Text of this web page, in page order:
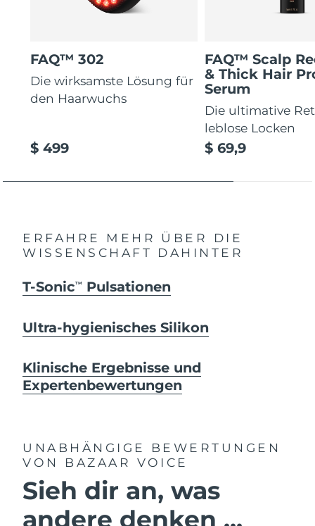
FAQ™ 302
Die wirksamste Lösung für
den Haarwuchs
$ 499
FAQ™ Scalp
& Thick Hair
Serum
Die ultimative
leblose Locken
$ 69,9
ERFAHRE MEHR ÜBER DIE
WISSENSCHAFT DAHINTER
T-SonicTM Pulsationen
Ultra-hygienisches Silikon
Klinische Ergebnisse und
Expertenbewertungen
UNABHÄNGIGE BEWERTUNGEN
VON BAZAAR VOICE
Sieh dir an, was
andere denken ...